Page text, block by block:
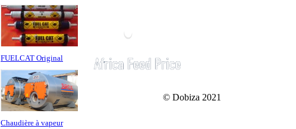
FUELCAT Original
Chaudière à vapeur
© Dobiza 2021